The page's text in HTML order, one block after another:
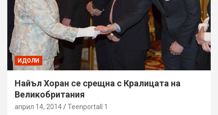
ИДОЛИ
Найъл Хоран се срещна с Кралицата на
Великобритания
април 14, 2014 Teenportall 1